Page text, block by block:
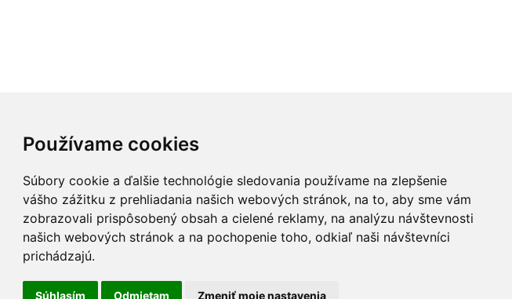
Používame cookies
Súbory cookie a ďalšie technológie sledovania používame na zlepšenie
vášho zážitku z prehliadania našich webových stránok, na to, aby sme vám
zobrazovali prispôsobený obsah a cielené reklamy, na analýzu návštevnosti
našich webových stránok a na pochopenie toho, odkiaľ naši návštevníci
prichádzajú.
Súhlasím Odmietam Zmeniť moje nastavenia